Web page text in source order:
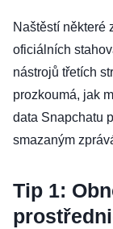
Naštěstí některé
oficiálních
nástrojů třetích
prozkoumá, jak
data Snapchatu
smazaným
Tip 1: